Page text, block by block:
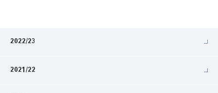
2022/23
2021/22